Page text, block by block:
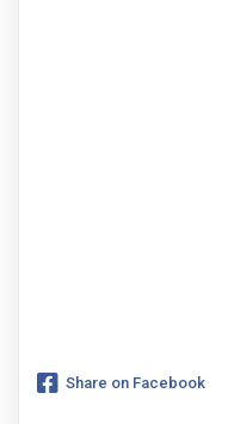
Share on Facebook